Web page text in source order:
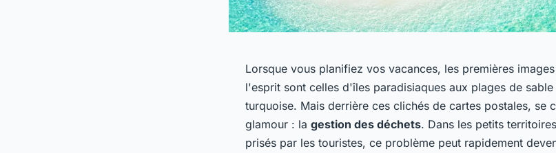
Lorsque vous planifiez vos vacances, les premières
l'esprit sont celles d'îles paradisiaques aux plages de
turquoise. Mais derrière ces clichés de cartes postales, se
glamour : la gestion des déchets. Dans les petits
prisés par les touristes, ce problème peut rapidement